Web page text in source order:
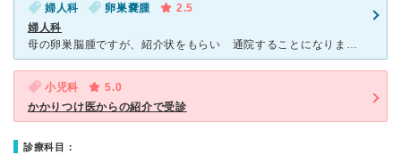
婦人科 卵巣嚢腫
2.5
婦人科
母の卵巣脳腫ですが、紹介状をもらい 通院することになりました。 ＣＴなどの検査の結果 入院して摘出することが望ましいということで 手術の手配をされていました。 入院に関して事前検査を実施
小児科
5.0
かかりつけ医からの紹介で受診
診療科目：